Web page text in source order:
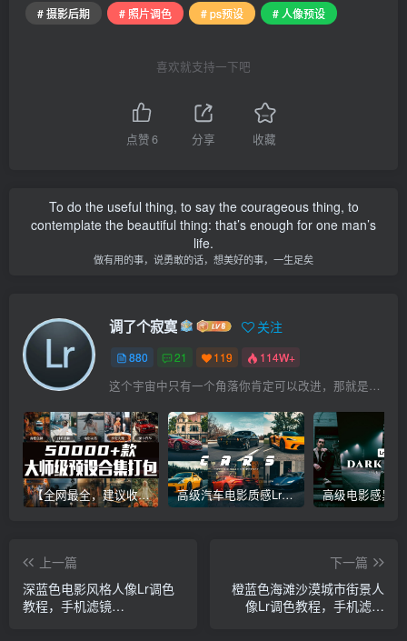
# 摄影后期
# 照片调色 # ps预设 # 人像预设
喜欢就支持一下吧
点赞6 分享 收藏
To do the useful thing, to say the courageous thing, to
contemplate the beautiful thing: that’s enough for one man’s
life.
做有用的事，说勇敢的话，想美好的事，一生足矣
调了个寂寞 关注
880 21 119 114W+
这个宇宙中只有一个角落你肯定可以改进，那就是你自己
【全网最全，建议收藏】5万多款Lr顶级调色预设合集，精心整理，分类清晰，摄影师调色师必备素材，够用一辈子！ 高级汽车电影质感Lr调色教程，手机滤镜PS+Lightroom预设下载！
上一篇
深蓝色电影风格人像Lr调色
教程，手机滤镜
下一篇
橙蓝色海滩沙漠城市街景人
像Lr调色教程，手机滤镜